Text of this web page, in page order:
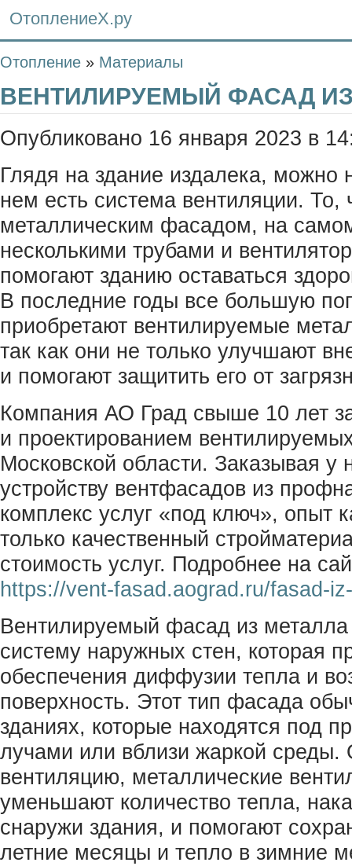
ОтоплениеХ.ру
Отопление » Материалы
ВЕНТИЛИРУЕМЫЙ ФАСАД
Опубликовано 16 января 2023 в
Глядя на здание издалека, можно
нем есть система вентиляции. То,
металлическим фасадом, на
несколькими трубами и
помогают зданию оставаться
В последние годы все большую
приобретают вентилируемые
так как они не только улучшают
и помогают защитить его от
Компания АО Град свыше 10 лет
и проектированием
Московской области. Заказывая у
устройству вентфасадов из
комплекс услуг «под ключ», опыт
только качественный
стоимость услуг. Подробнее на
https://vent-fasad.aograd.ru/fasad-
Вентилируемый фасад из металла
систему наружных стен, которая
обеспечения диффузии тепла и
поверхность. Этот тип фасада
зданиях, которые находятся под
лучами или вблизи жаркой среды.
вентиляцию, металлические
уменьшают количество тепла,
снаружи здания, и помогают
летние месяцы и тепло в зимние